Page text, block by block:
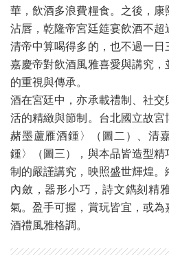
華，飲酒多浪費糧食。之後，
沾唇，乾隆帝宮廷筵宴飲酒不
清帝中算喝得多的，也不過一日
嘉慶帝對飲酒風雅喜愛與講究
的重視與傳承。
酒在宮廷中，亦承載禮制、社
活的精緻與節制。台北國立故
赭墨蘆雁酒鍾〉（圖二）、清
鍾〉（圖三），與本品皆造型
制的嚴謹講究，映照盛世輝煌
內斂，器形小巧，詩文鐫刻精
氣。盈手可握，賞玩皆宜，或
酒禮風雅格調。